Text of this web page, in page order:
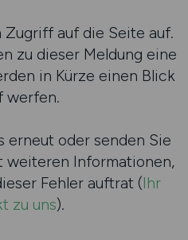
Zugriff auf die Seite auf.
zu dieser Meldung eine
in Kürze einen Blick
werfen.
erneut oder senden Sie
weiteren Informationen,
Fehler auftrat (Ihr
zu uns).